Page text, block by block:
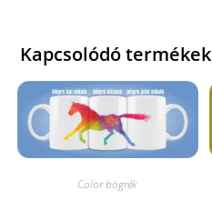
Kapcsolódó termékek
Color bögrék